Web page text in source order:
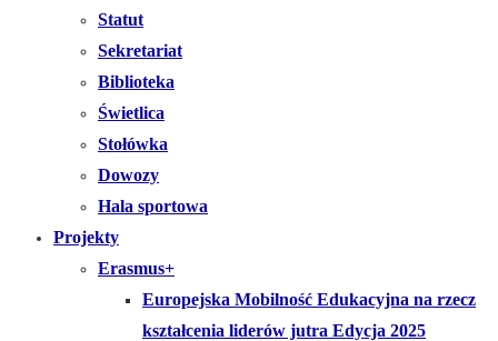
Statut
Sekretariat
Biblioteka
Świetlica
Stołówka
Dowozy
Hala sportowa
Projekty
Erasmus+
Europejska Mobilność Edukacyjna na rzecz
kształcenia liderów jutra Edycja 2025